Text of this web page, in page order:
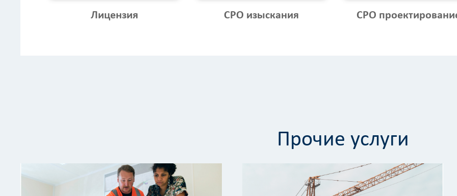
Лицензия СРО изыскания СРО
Прочие услуги